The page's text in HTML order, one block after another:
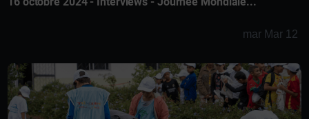
mar Mar 12